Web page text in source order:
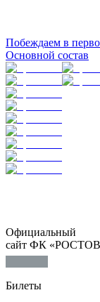
Побеждаем в
Основной состав
Официальный
сайт ФК
Билеты